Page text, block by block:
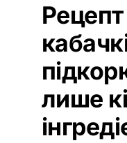
лише